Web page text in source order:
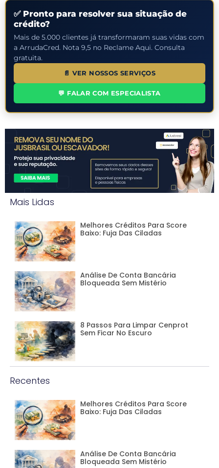
✅ Pronto para resolver sua situação de
crédito?
Mais de 5.000 clientes já transformaram suas vidas com
a ArrudaCred. Nota 9,5 no Reclame Aqui. Consulta
gratuita.
📄 VER NOSSOS SERVIÇOS
💬 FALAR COM ESPECIALISTA
Mais Lidas
Melhores Créditos Para Score
Baixo: Fuja Das Ciladas
Análise De Conta Bancária
Bloqueada Sem Mistério
8 Passos Para Limpar Cenprot
Sem Ficar No Escuro
Recentes
Melhores Créditos Para Score
Baixo: Fuja Das Ciladas
Análise De Conta Bancária
Bloqueada Sem Mistério